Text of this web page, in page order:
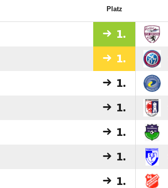
Platz
1.
1.
1.
1.
1.
1.
1.